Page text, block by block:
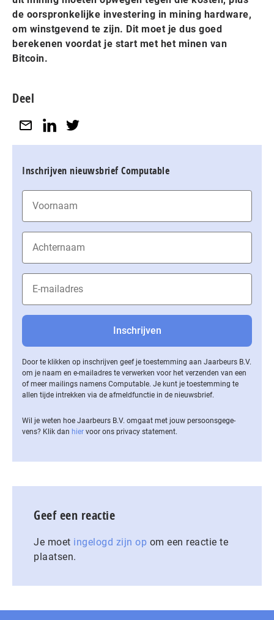
de oorspronkelijke investering in mining hardware,
om winstgevend te zijn. Dit moet je dus goed
berekenen voordat je start met het minen van
Bitcoin.
Deel
Inschrijven nieuwsbrief Computable
Door te klikken op inschrijven geef je toestemming aan Jaarbeurs B.V.
om je naam en e-mailadres te verwerken voor het verzenden van een
of meer mailings namens Computable. Je kunt je toestemming te
allen tijde intrekken via de af­meld­func­tie in de nieuwsbrief.
Wil je weten hoe Jaarbeurs B.V. omgaat met jouw per­soons­ge­ge­
vens? Klik dan hier voor ons privacy statement.
Geef een reactie
Je moet ingelogd zijn op om een reactie te
plaatsen.